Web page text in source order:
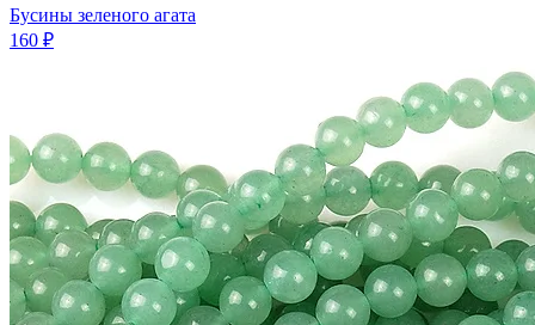
Бусины зеленого агата
160 ₽